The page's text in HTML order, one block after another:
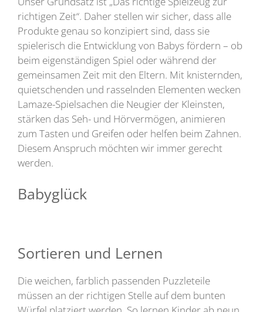
richtigen Zeit“. Daher stellen wir sicher, dass alle
Produkte genau so konzipiert sind, dass sie
spielerisch die Entwicklung von Babys fördern – ob
beim eigenständigen Spiel oder während der
gemeinsamen Zeit mit den Eltern. Mit knisternden,
quietschenden und rasselnden Elementen wecken
Lamaze-Spielsachen die Neugier der Kleinsten,
stärken das Seh- und Hörvermögen, animieren
zum Tasten und Greifen oder helfen beim Zahnen.
Diesem Anspruch möchten wir immer gerecht
werden.
Babyglück
Sortieren und Lernen
Die weichen, farblich passenden Puzzleteile
müssen an der richtigen Stelle auf dem bunten